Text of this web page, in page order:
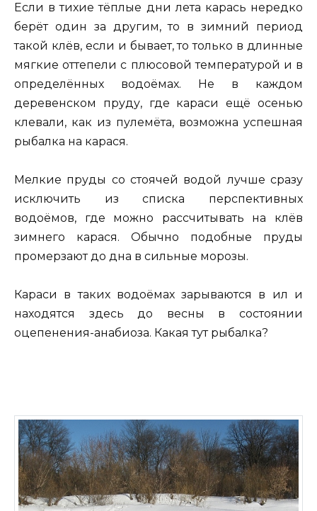
Если в тихие тёплые дни лета карась нередко
берёт один за другим, то в зимний период
такой клёв, если и бывает, то только в длинные
мягкие оттепели с плюсовой температурой и в
определённых водоёмах. Не в каждом
деревенском пруду, где караси ещё осенью
клевали, как из пулемёта, возможна успешная
рыбалка на карася.
Мелкие пруды со стоячей водой лучше сразу
исключить из списка перспективных
водоёмов, где можно рассчитывать на клёв
зимнего карася. Обычно подобные пруды
промерзают до дна в сильные морозы.
Караси в таких водоёмах зарываются в ил и
находятся здесь до весны в состоянии
оцепенения-анабиоза. Какая тут рыбалка?